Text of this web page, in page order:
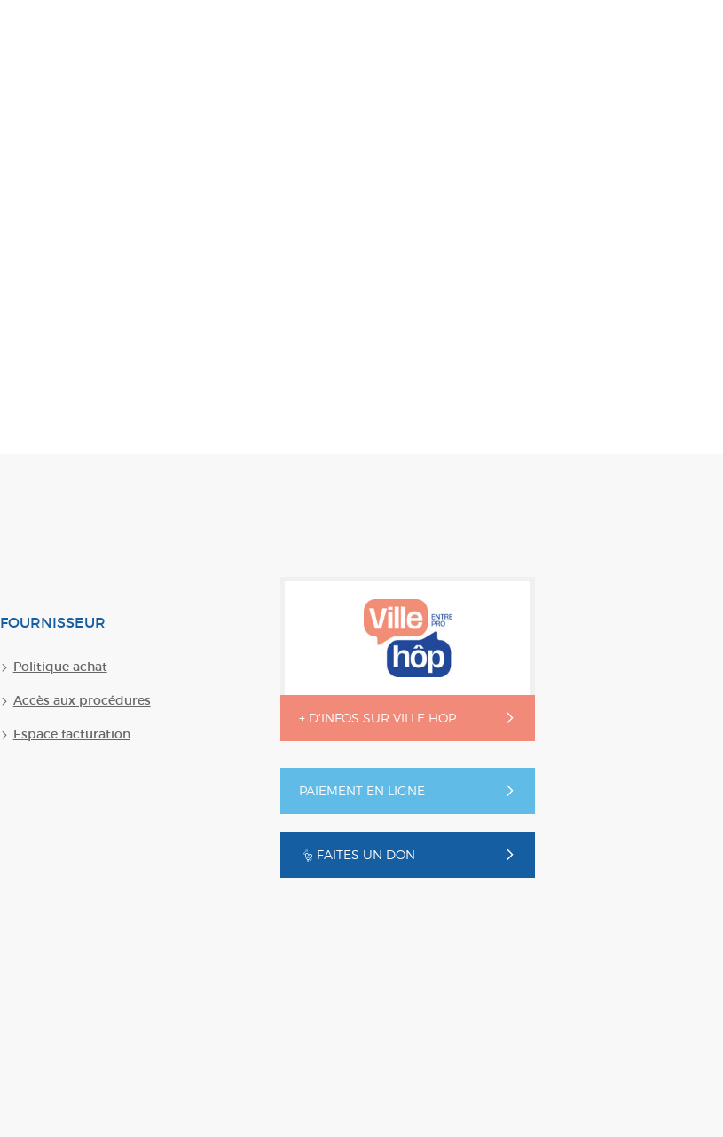
+ D'INFOS SUR VILLE HOP
PAIEMENT EN LIGNE
FAITES UN DON
FOURNISSEUR
Politique achat
Accès aux procédures
Espace facturation